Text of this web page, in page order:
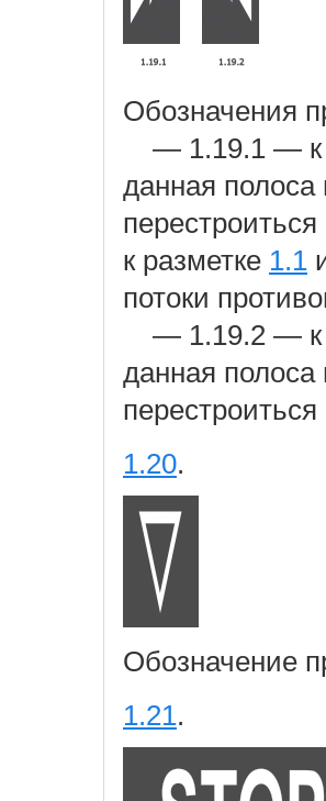
Обозначения
— 1.19.1 — к
данная
к разметке 1.1
потоки
— 1.19.2 — к
данная
1.20.
Обозначение
1.21.